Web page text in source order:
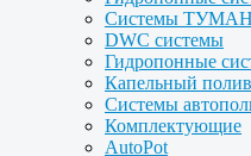
Системы
DWC системы
Гидропонные
Капельный полив
Системы
Комплектующие
AutoPot